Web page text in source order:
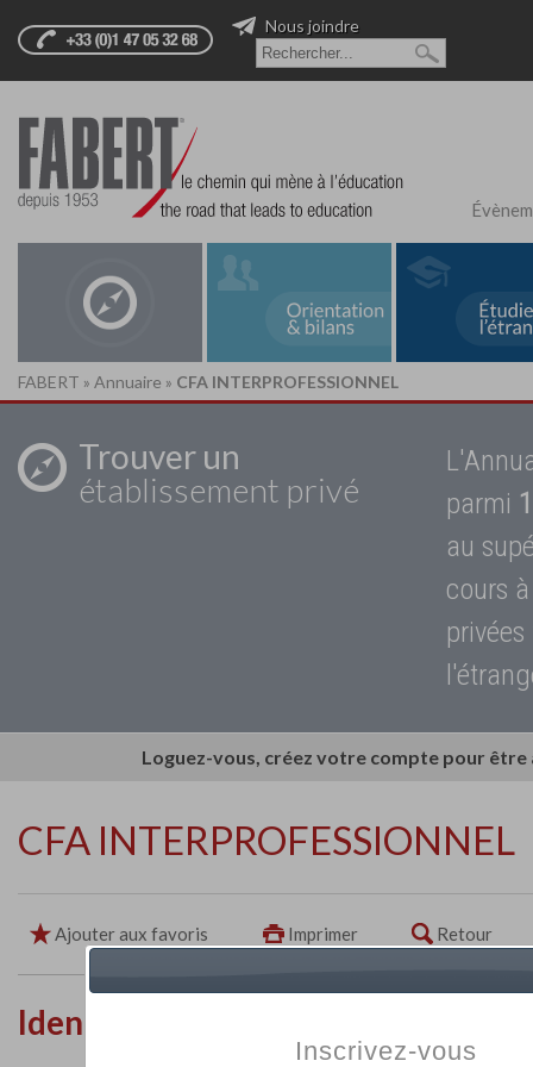
Nous joindre
FABERT » Annuaire » CFA INTERPROFESSIONNEL
Trouver un
établissement privé
parmi
au
cours
Loguez-vous, créez votre compte pour
CFA INTERPROFESSIONNEL
Ajouter aux favoris Imprimer Retour
Identité de l'établissement
Inscrivez-vous